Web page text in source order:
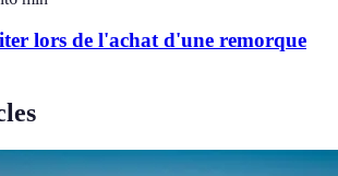
lors de l'achat d'une remorque